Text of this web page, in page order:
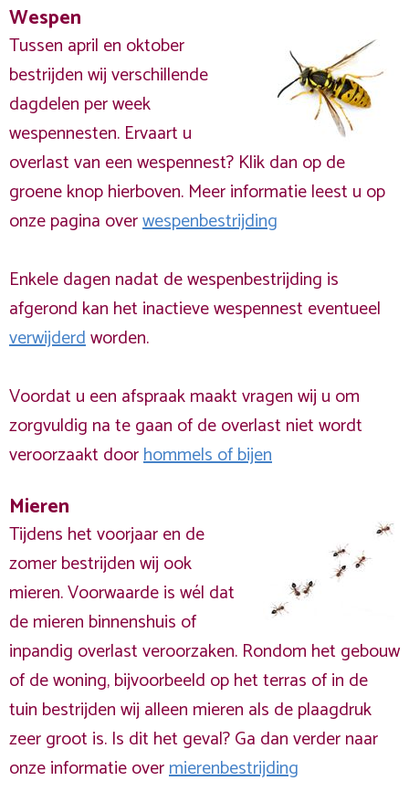
Wespen
Tussen april en oktober
bestrijden wij verschillende
dagdelen per week
wespennesten. Ervaart u
overlast van een wespennest? Klik dan op de
groene knop hierboven. Meer informatie leest u op
onze pagina overwespenbestrijding
Enkele dagen nadat de wespenbestrijding is
afgerond kan het inactieve wespennest eventueel
verwijderdworden.
Voordat u een afspraak maakt vragen wij u om
zorgvuldig na te gaan of de overlast niet wordt
veroorzaakt doorhommels of bijen
Mieren
Tijdens het voorjaar en de
zomer bestrijden wij ook
mieren. Voorwaarde is wél dat
de mieren binnenshuis of
inpandig overlast veroorzaken. Rondom het gebouw
of de woning, bijvoorbeeld op het terras of in de
tuin bestrijden wij alleen mieren als de plaagdruk
zeer groot is. Is dit het geval? Ga dan verder naar
onze informatie overmierenbestrijding